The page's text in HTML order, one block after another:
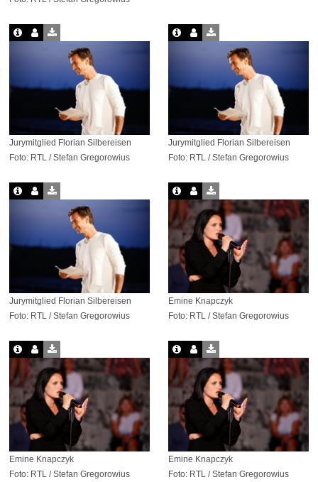
Jurymitglied Florian Silbereisen
Foto: RTL / Stefan Gregorowius
Jurymitglied Florian Silbereisen
Foto: RTL / Stefan Gregorowius
Jurymitglied Florian Silbereisen
Foto: RTL / Stefan Gregorowius
Emine Knapczyk
Foto: RTL / Stefan Gregorowius
Emine Knapczyk
Foto: RTL / Stefan Gregorowius
Emine Knapczyk
Foto: RTL / Stefan Gregorowius